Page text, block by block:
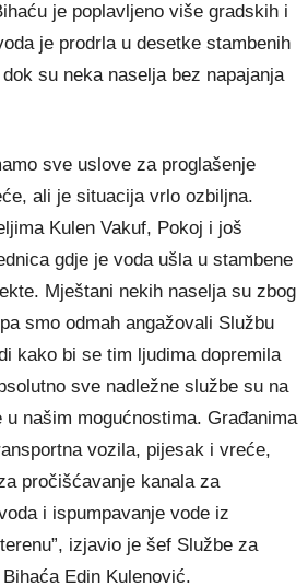
je poplavljeno više gradskih i
je prodrla u desetke stambenih
su neka naselja bez napajanja
sve uslove za proglašenje
ali je situacija vrlo ozbiljna.
Kulen Vakuf, Pokoj i još
gdje je voda ušla u stambene
Mještani nekih naselja su zbog
smo odmah angažovali Službu
kako bi se tim ljudima dopremila
sve nadležne službe su na
našim mogućnostima. Građanima
vozila, pijesak i vreće,
pročišćavanje kanala za
i ispumpavanje vode iz
izjavio je šef Službe za
Edin Kulenović.